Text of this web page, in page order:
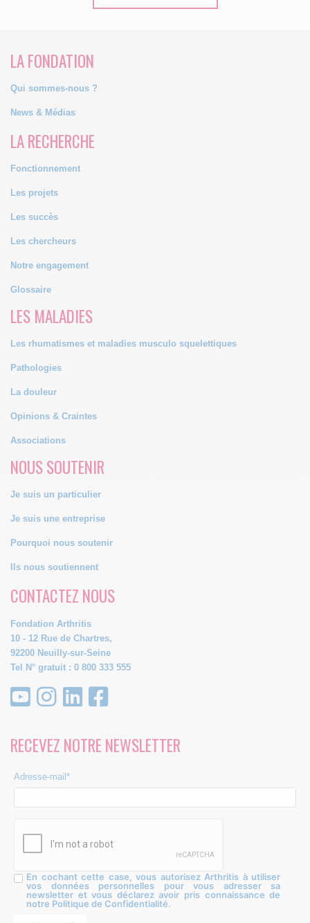
LA FONDATION
Qui sommes-nous ?
News & Médias
LA RECHERCHE
Fonctionnement
Les projets
Les succès
Les chercheurs
Notre engagement
Glossaire
LES MALADIES
Les rhumatismes et maladies musculo squelettiques
Pathologies
La douleur
Opinions & Craintes
Associations
NOUS SOUTENIR
Je suis un particulier
Je suis une entreprise
Pourquoi nous soutenir
Ils nous soutiennent
CONTACTEZ NOUS
Fondation Arthritis
10 - 12 Rue de Chartres,
92200 Neuilly-sur-Seine
Tel N° gratuit : 0 800 333 555
RECEVEZ NOTRE NEWSLETTER
Adresse-mail*
En cochant cette case, vous autorisez Arthritis à utiliser
vos données personnelles pour vous adresser sa
newsletter et vous déclarez avoir pris connaissance de
notre Politique de Confidentialité.